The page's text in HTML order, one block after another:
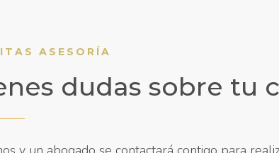
ASESORÍA
dudas sobre tu